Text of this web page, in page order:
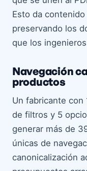
Esto da
preservando los
que los
Navegación
productos
Un fabricante con
de filtros y 5
generar más de
únicas de
canonicalización